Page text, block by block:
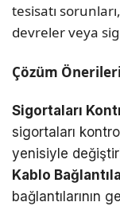
tesisatı
devreler veya
Çözüm
Sigortaları
sigortaları
yenisiyle
Kablo
bağlantılarının